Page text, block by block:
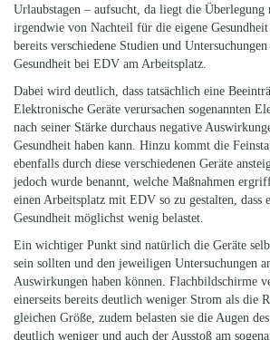
Urlaubstagen – aufsucht, da liegt die Überlegung
irgendwie von Nachteil für die eigene
bereits verschiedene Studien und
Gesundheit bei EDV am Arbeitsplatz.
Dabei wird deutlich, dass tatsächlich eine
Elektronische Geräte verursachen sogenannten
nach seiner Stärke durchaus negative
Gesundheit haben kann. Hinzu kommt die
ebenfalls durch diese verschiedenen Geräte
jedoch wurde benannt, welche Maßnahmen
einen Arbeitsplatz mit EDV so zu gestalten, dass
Gesundheit möglichst wenig belastet.
Ein wichtiger Punkt sind natürlich die Geräte
sein sollten und den jeweiligen Untersuchungen
Auswirkungen haben können. Flachbildschirme
einerseits bereits deutlich weniger Strom als die
gleichen Größe, zudem belasten sie die Augen
deutlich weniger und auch der Ausstoß am